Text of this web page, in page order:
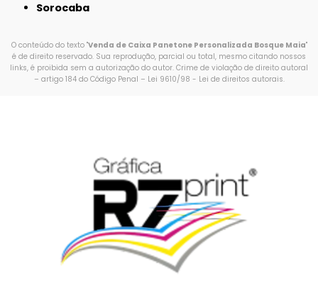
Sorocaba
O conteúdo do texto "Venda de Caixa Panetone Personalizada Bosque Maia"
é de direito reservado. Sua reprodução, parcial ou total, mesmo citando nossos
links, é proibida sem a autorização do autor. Crime de violação de direito autoral
– artigo 184 do Código Penal – Lei 9610/98 - Lei de direitos autorais.